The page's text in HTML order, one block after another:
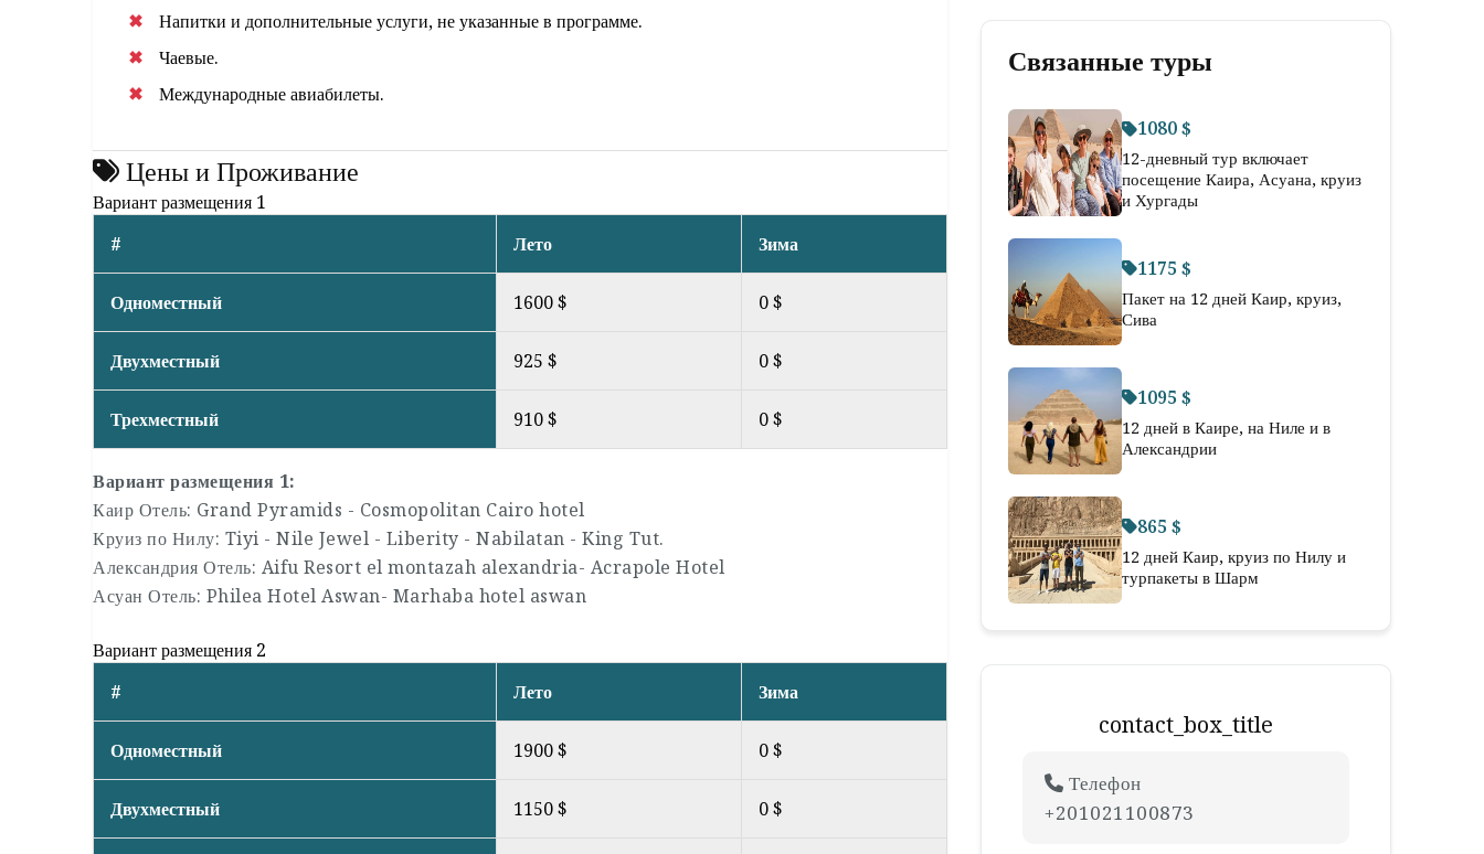
Напитки и дополнительные услуги, не указанные в программе.
Чаевые.
Международные авиабилеты.
Цены и Проживание
Вариант размещения 1
#
Лето Зима
Одноместный 1600 $ 0 $
Двухместный 925 $ 0 $
Трехместный 910 $ 0 $
Вариант размещения 1:
Каир Отель: Grand Pyramids - Cosmopolitan Cairo hotel
Круиз по Нилу: Tiyi - Nile Jewel - Liberity - Nabilatan - King Tut.
Александрия Отель: Aifu Resort el montazah alexandria- Acrapole Hotel
Асуан Отель: Philea Hotel Aswan- Marhaba hotel aswan
Вариант размещения 2
#
Лето Зима
Одноместный 1900 $ 0 $
Двухместный 1150 $ 0 $
Связанные туры
1080 $
12-дневный тур включает
посещение Каира, Асуана, круиз
и Хургады
1175 $
Пакет на 12 дней Каир, круиз,
Сива
1095 $
12 дней в Каире, на Ниле и в
Александрии
865 $
12 дней Каир, круиз по Нилу и
турпакеты в Шарм
contact_box_title
Телефон
+201021100873